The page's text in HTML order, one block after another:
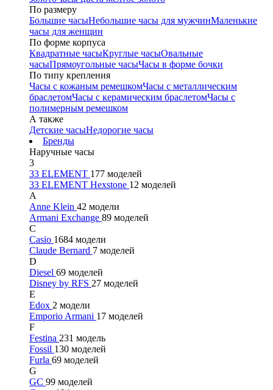
По размеру
Большие часыНебольшие часы для мужчинМаленькие
часы для женщин
По форме корпуса
Квадратные часыКруглые часыОвальные
часыПрямоугольные часыЧасы в форме бочки
По типу крепления
Часы с кожаным ремешкомЧасы с металлическим
браслетомЧасы с керамическим браслетомЧасы с
полимерным ремешком
А также
Детские часыНедорогие часы
Бренды
Наручные часы
3
33 ELEMENT 177 моделей
33 ELEMENT Hexstone 12 моделей
A
Anne Klein 42 модели
Armani Exchange 89 моделей
C
Casio 1684 модели
Claude Bernard 7 моделей
D
Diesel 69 моделей
Disney by RFS 27 моделей
E
Edox 2 модели
Emporio Armani 17 моделей
F
Festina 231 модель
Fossil 130 моделей
Furla 69 моделей
G
GC 99 моделей